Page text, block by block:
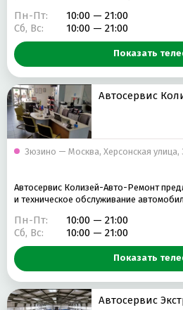
Пн-Пт:
10:00 — 21:00
Сб, Вс:
10:00 — 21:00
Показать
Автосервис
Зюзино — Москва, Херсонская улица,
Автосервис Колизей-Авто-Ремонт
и техническое обслуживание
Пн-Пт:
10:00 — 21:00
Сб, Вс:
10:00 — 21:00
Показать
Автосервис